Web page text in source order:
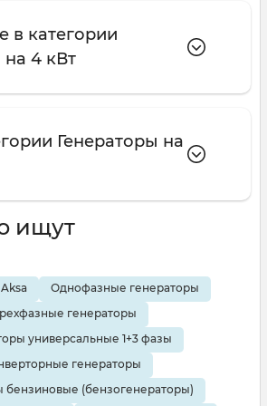
на выходе. Генераторы на 4 кВт
(идеальной) синусоидой
питания особо чувствительной
Для другого оборудования
и нагревателей подходит
со ступенчатой
синусоидой.
к генератору
подходят для питания
Мощность, Вт
в категории
на 4 кВт
Генераторы на
ищут
Однофазные генераторы
генераторы
универсальные 1+3 фазы
генераторы
бензиновые (бензогенераторы)